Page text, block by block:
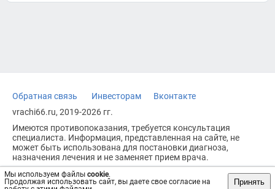
Мы используем файлы cookie.
Продолжая использовать сайт, вы даете свое согласие на
Принять
Обратная связь Инвесторам
Вконтакте
vrachi66.ru, 2019-2026 гг.
Имеются противопоказания, требуется консультация
специалиста. Информация, представленная на сайте, не
может быть использована для постановки диагноза,
назначения лечения и не заменяет прием врача.
Возрастное ограничение: 18+